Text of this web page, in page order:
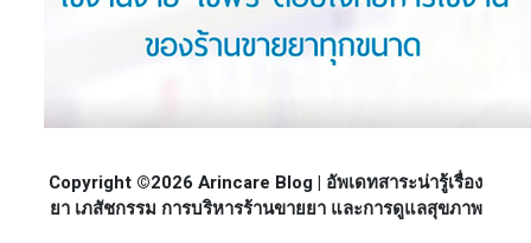
Copyright ©2026 Arincare Blog | อัพเดทสาระน่ารู้เรื่อง
ยา เภสัชกรรม การบริหารร้านขายยา และการดูแลสุขภาพ